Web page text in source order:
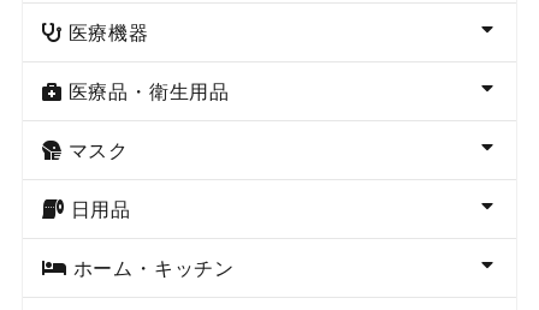
医療機器
医療品・衛生用品
マスク
日用品
ホーム・キッチン